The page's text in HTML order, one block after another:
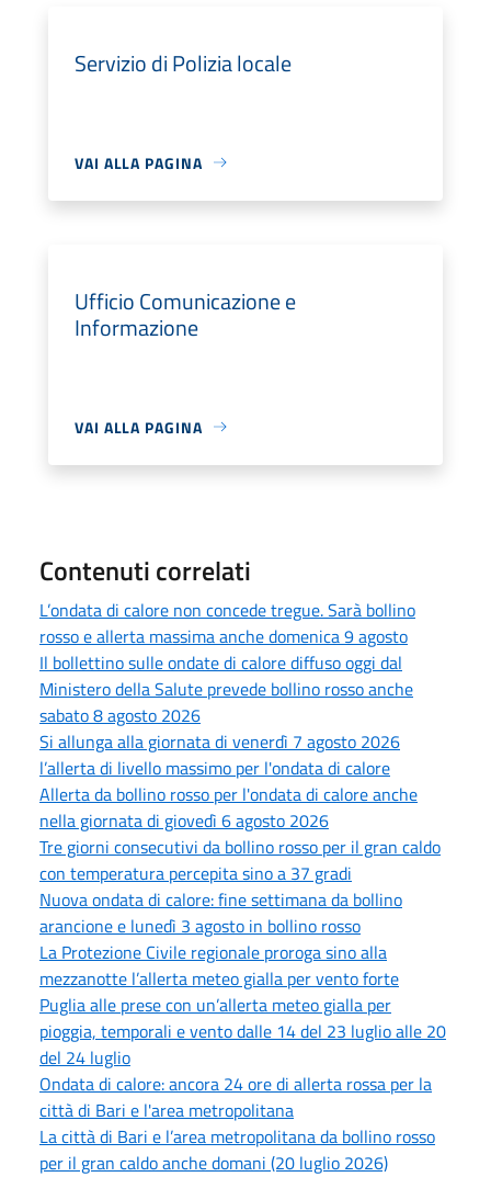
Servizio di Polizia locale
VAI ALLA PAGINA
Ufficio Comunicazione e
Informazione
VAI ALLA PAGINA
Contenuti correlati
L’ondata di calore non concede tregue. Sarà bollino
rosso e allerta massima anche domenica 9 agosto
Il bollettino sulle ondate di calore diffuso oggi dal
Ministero della Salute prevede bollino rosso anche
sabato 8 agosto 2026
Si allunga alla giornata di venerdì 7 agosto 2026
l’allerta di livello massimo per l'ondata di calore
Allerta da bollino rosso per l'ondata di calore anche
nella giornata di giovedì 6 agosto 2026
Tre giorni consecutivi da bollino rosso per il gran caldo
con temperatura percepita sino a 37 gradi
Nuova ondata di calore: fine settimana da bollino
arancione e lunedì 3 agosto in bollino rosso
La Protezione Civile regionale proroga sino alla
mezzanotte l’allerta meteo gialla per vento forte
Puglia alle prese con un’allerta meteo gialla per
pioggia, temporali e vento dalle 14 del 23 luglio alle 20
del 24 luglio
Ondata di calore: ancora 24 ore di allerta rossa per la
città di Bari e l'area metropolitana
La città di Bari e l’area metropolitana da bollino rosso
per il gran caldo anche domani (20 luglio 2026)